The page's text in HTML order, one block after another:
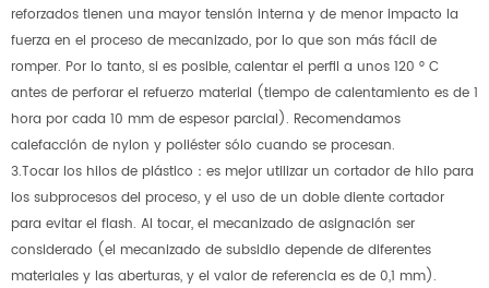
reforzados tienen una mayor tensión interna y de menor impacto la
fuerza en el proceso de mecanizado, por lo que son más fácil de
romper. Por lo tanto, si es posible, calentar el perfil a unos 120 ° C
antes de perforar el refuerzo material (tiempo de calentamiento es de 1
hora por cada 10 mm de espesor parcial). Recomendamos
calefacción de nylon y poliéster sólo cuando se procesan.
3.Tocar los hilos de plástico：es mejor utilizar un cortador de hilo para
los subprocesos del proceso, y el uso de un doble diente cortador
para evitar el flash. Al tocar, el mecanizado de asignación ser
considerado (el mecanizado de subsidio depende de diferentes
materiales y las aberturas, y el valor de referencia es de 0,1 mm).